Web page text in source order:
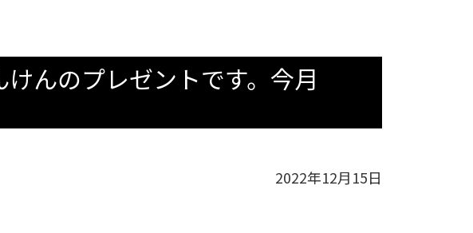
んのプレゼントです。今月
2022年12月15日